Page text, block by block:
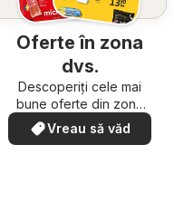
Oferte în zona
dvs.
Descoperiți cele mai
bune oferte din zona
dumneavoastră
Vreau să văd